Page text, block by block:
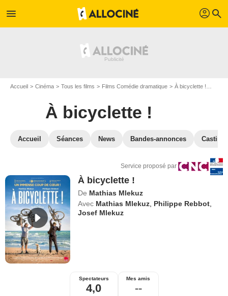
menu profil search
Accueil Cinéma Tous les films Films Comédie dramatique À bicyclette !
À bicyclette !
Accueil Séances News Bandes-annonces Casting
Service proposé par
À bicyclette !
De Mathias Mlekuz
Avec Mathias Mlekuz Philippe Rebbot
Josef Mlekuz
Spectateurs
4,0
Mes amis
--